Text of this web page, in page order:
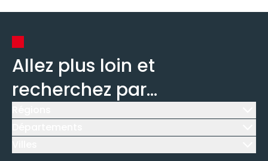
Allez plus loin et
recherchez par...